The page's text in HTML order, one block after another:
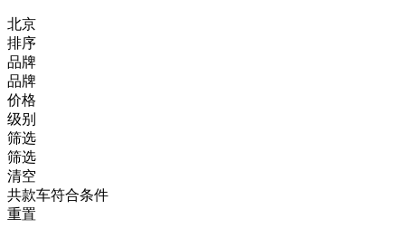
北京
排序
品牌
品牌
价格
级别
筛选
筛选
清空
共款车符合条件
重置